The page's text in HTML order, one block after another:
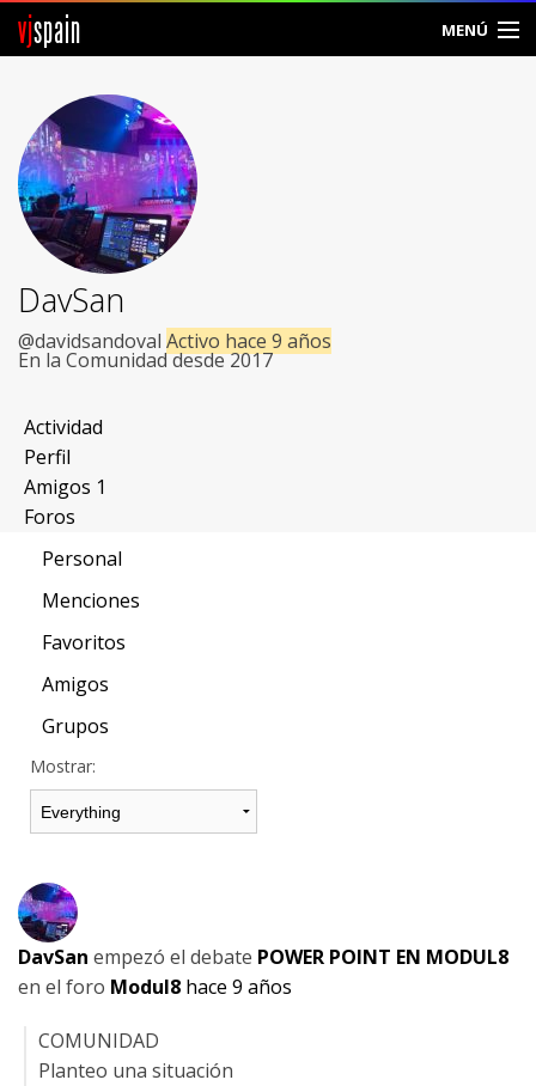
vjspain MENÚ
Foros
Noticias
Vjspain
Ayuda
Contacto
Entrar
Crear Cuenta
DavSan
@davidsandoval Activo hace 9 años
En la Comunidad desde 2017
Actividad
Perfil
Amigos 1
Foros
Personal
Menciones
Favoritos
Amigos
Grupos
Mostrar:
DavSan empezó el debate POWER POINT EN MODUL8
en el foro Modul8 hace 9 años
COMUNIDAD
Planteo una situación